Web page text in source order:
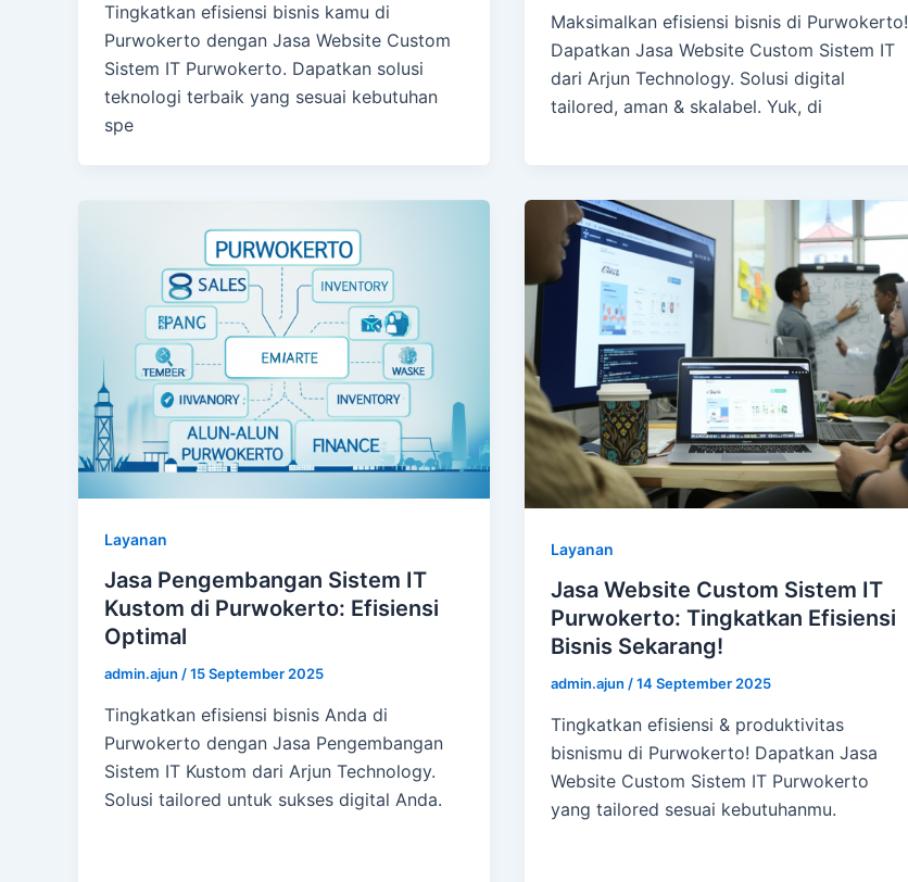
Tingkatkan efisiensi bisnis kamu di
Purwokerto dengan Jasa Website Custom
Sistem IT Purwokerto. Dapatkan solusi
teknologi terbaik yang sesuai kebutuhan
spe
Maksimalkan efisiensi bisnis di Purwokerto!
Dapatkan Jasa Website Custom Sistem IT
dari Arjun Technology. Solusi digital
tailored, aman & skalabel. Yuk, di
Layanan
Jasa Pengembangan Sistem IT
Kustom di Purwokerto: Efisiensi
Optimal
admin.ajun /15 September 2025
Tingkatkan efisiensi bisnis Anda di
Purwokerto dengan Jasa Pengembangan
Sistem IT Kustom dari Arjun Technology.
Solusi tailored untuk sukses digital Anda.
Layanan
Jasa Website Custom Sistem IT
Purwokerto: Tingkatkan Efisiensi
Bisnis Sekarang!
admin.ajun /14 September 2025
Tingkatkan efisiensi & produktivitas
bisnismu di Purwokerto! Dapatkan Jasa
Website Custom Sistem IT Purwokerto
yang tailored sesuai kebutuhanmu.